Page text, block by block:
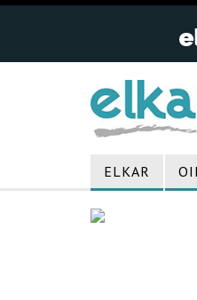
ELKAR